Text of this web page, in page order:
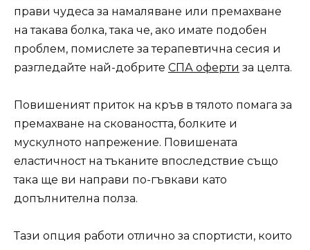
прави чудеса за намаляване или премахване
на такава болка, така че, ако имате подобен
проблем, помислете за терапевтична сесия и
разгледайте най-добрите СПА оферти за целта.
Повишеният приток на кръв в тялото помага за
премахване на сковаността, болките и
мускулното напрежение. Повишената
еластичност на тъканите впоследствие също
така ще ви направи по-гъвкави като
допълнителна полза.
Тази опция работи отлично за спортисти, които